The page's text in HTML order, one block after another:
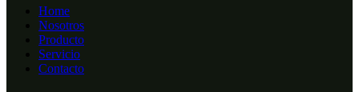
Home
Nosotros
Producto
Servicio
Contacto